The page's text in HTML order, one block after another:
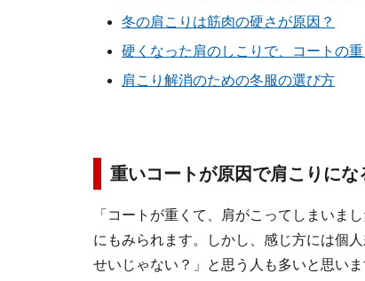
冬の肩こりは筋肉の硬さが原因？
硬くなった肩のしこりで、コートの
肩こり解消のための冬服の選び方
重いコートが原因で肩こりに
「コートが重くて、肩がこってしまいま
にもみられます。しかし、感じ方には個
せいじゃない？」と思う人も多いと思いま